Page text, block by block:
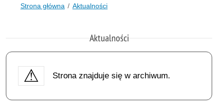
Strona główna Aktualności
Aktualności
Strona znajduje się w archiwum.